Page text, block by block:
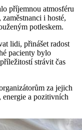
příjemnou atmosféru
i hosté,
potleskem.
lidi, přinášet radost
pacienty bylo
strávit čas
za jejich
energie a pozitivních